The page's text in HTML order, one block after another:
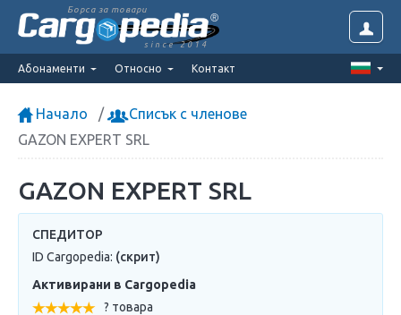
Борса за товари
since 2014
Абонаменти Относно Контакт
Начало
Списък с членове
GAZON EXPERT SRL
GAZON EXPERT SRL
СПЕДИТОР
ID Cargopedia: (скрит)
Активирани в Cargopedia
? товара